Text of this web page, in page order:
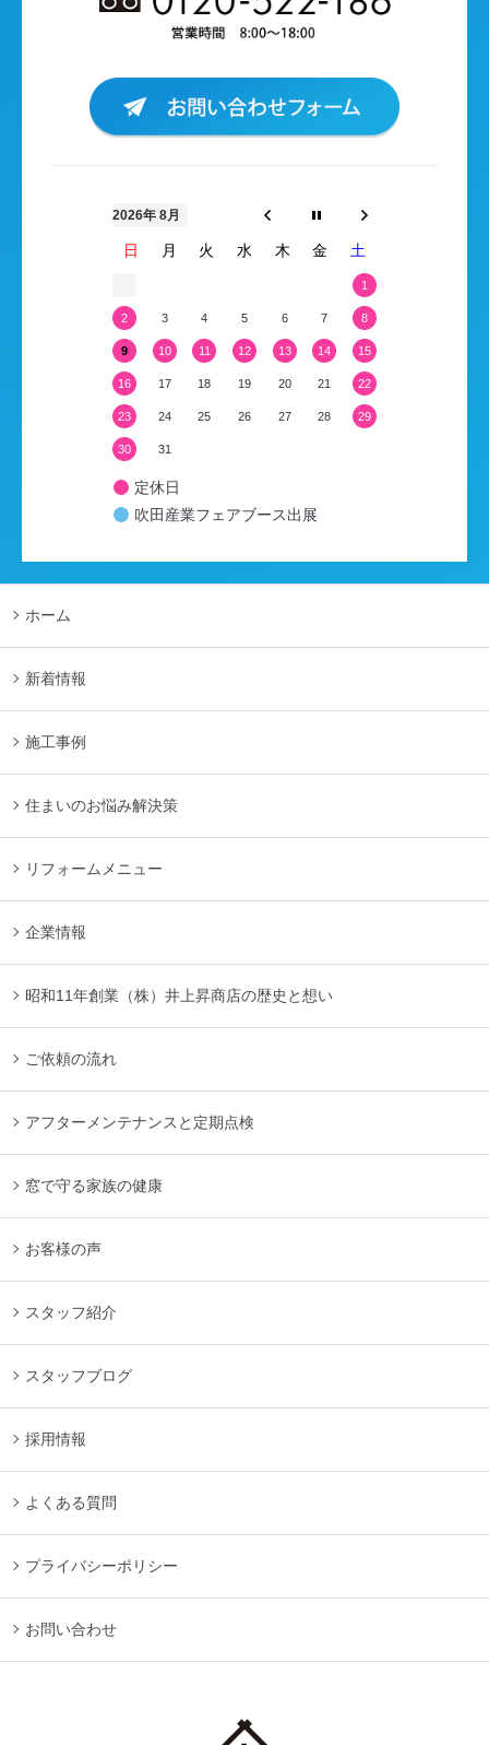
2026年 8月
日 月 火 水 木 金 土
1
2 3 4 5 6 7 8
9 10 11 12 13 14 15
16 17 18 19 20 21 22
23 24 25 26 27 28 29
30 31
定休日
吹田産業フェアブース出展
ホーム
新着情報
施工事例
住まいのお悩み解決策
リフォームメニュー
企業情報
昭和11年創業（株）井上昇商店の歴史と想い
ご依頼の流れ
アフターメンテナンスと定期点検
窓で守る家族の健康
お客様の声
スタッフ紹介
スタッフブログ
採用情報
よくある質問
プライバシーポリシー
お問い合わせ